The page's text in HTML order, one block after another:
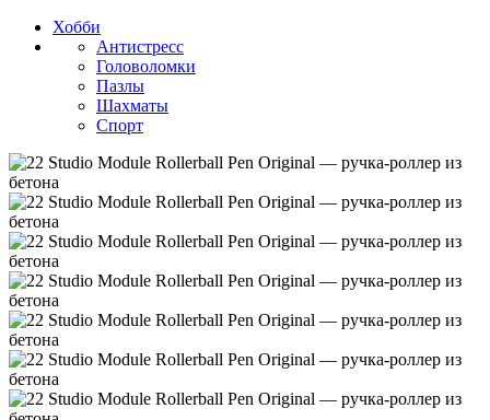
Хобби
Антистресс
Головоломки
Пазлы
Шахматы
Спорт